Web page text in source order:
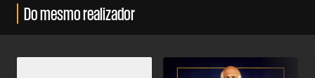
Do mesmo realizador